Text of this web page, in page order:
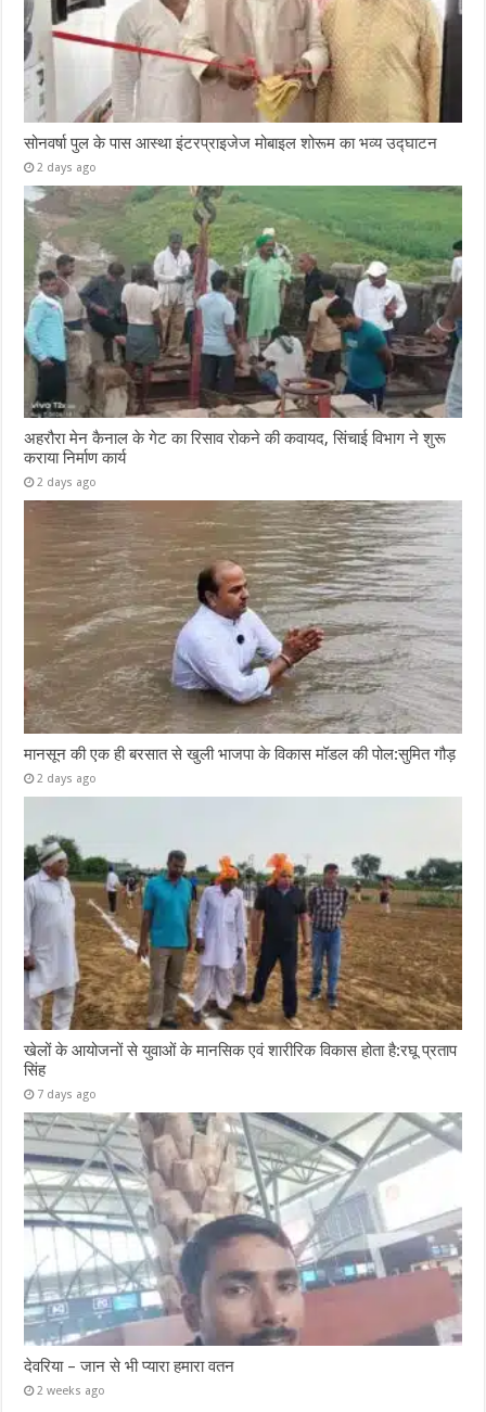
सोनवर्षा पुल के पास आस्था इंटरप्राइजेज मोबाइल शोरूम का भव्य उद्घाटन
2 days ago
अहरौरा मेन कैनाल के गेट का रिसाव रोकने की कवायद, सिंचाई विभाग ने शुरू
कराया निर्माण कार्य
2 days ago
मानसून की एक ही बरसात से खुली भाजपा के विकास मॉडल की पोल:सुमित गौड़
2 days ago
खेलों के आयोजनों से युवाओं के मानसिक एवं शारीरिक विकास होता है:रघू प्रताप
सिंह
7 days ago
देवरिया – जान से भी प्यारा हमारा वतन
2 weeks ago